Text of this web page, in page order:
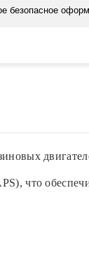
безопасное
что